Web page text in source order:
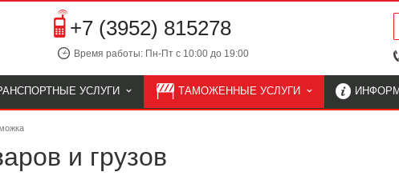
+7 (3952) 815278
Время работы: Пн-Пт с 10:00 до 19:00
УСЛУГИ ТАМОЖЕННЫЕ УСЛУГИ
и грузов